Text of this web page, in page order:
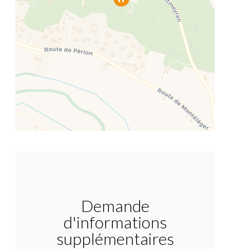
Demande
d'informations
supplémentaires